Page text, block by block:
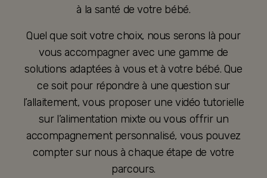
à la santé de votre bébé.
Quel que soit votre choix, nous serons là pour
vous accompagner avec une gamme de
solutions adaptées à vous et à votre bébé. Que
ce soit pour répondre à une question sur
l’allaitement, vous proposer une vidéo tutorielle
sur l’alimentation mixte ou vous offrir un
accompagnement personnalisé, vous pouvez
compter sur nous à chaque étape de votre
parcours.